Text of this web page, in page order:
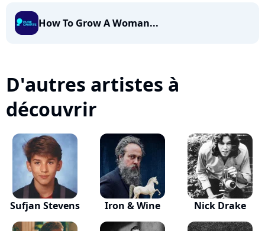
How To Grow A Woman...
D'autres artistes à
découvrir
Sufjan Stevens Iron & Wine Nick Drake